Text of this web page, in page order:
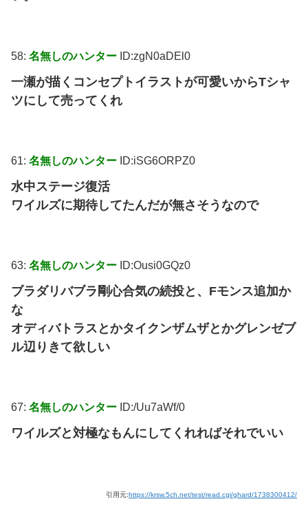
58: 名無しのハンター ID:zgN0aDEl0
一瀬が描くコンセプトイラストが可愛いからTシャ
ツにして売ってくれ
61: 名無しのハンター ID:iSG6ORPZ0
水中ステージ復活
ワイルズに期待してたんだが無さそうなので
63: 名無しのハンター ID:Ousi0GQz0
ブラダリバブラ剛心合気の続投と、Fモンス追加か
な
オディバトラスとかタイクンザムザとかグレンゼブ
ル辺りきて欲しい
67: 名無しのハンター ID:/Uu7aWf/0
ワイルズと対極なもんにしてくれればそれでいい
引用元:https://krsw.5ch.net/test/read.cgi/ghard/1738300412/